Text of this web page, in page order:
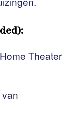
Theater